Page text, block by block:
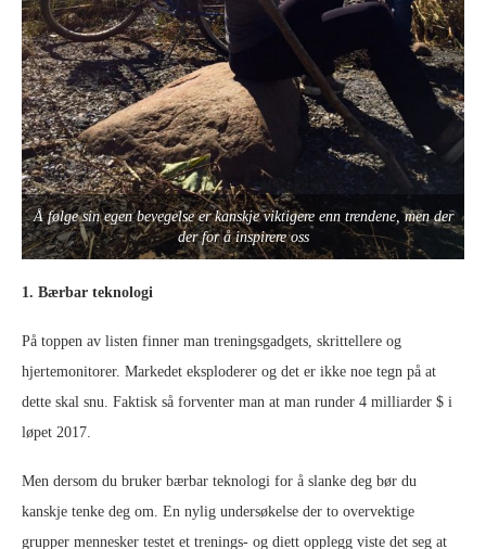
Å følge sin egen bevegelse er kanskje viktigere enn trendene, men der
der for å inspirere oss
1. Bærbar teknologi
På toppen av listen finner man treningsgadgets, skrittellere og
hjertemonitorer. Markedet eksploderer og det er ikke noe tegn på at
dette skal snu. Faktisk så forventer man at man runder 4 milliarder $ i
løpet 2017.
Men dersom du bruker bærbar teknologi for å slanke deg bør du
kanskje tenke deg om. En nylig undersøkelse der to overvektige
grupper mennesker testet et trenings- og diett opplegg viste det seg at